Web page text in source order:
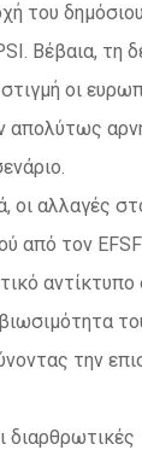
του
Βέβαια, τη
οι
απολύτως
οι αλλαγές
από τον
την
διαρθρωτικές